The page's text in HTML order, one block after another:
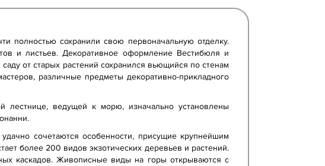
полностью сохранили свою первоначальную отделку.
и листьев. Декоративное оформление Вестибюля и
от старых растений сохранился вьющийся по стенам
различные предметы декоративно-прикладного
ведущей к морю, изначально установлены
сочетаются особенности, присущие крупнейшим
более 200 видов экзотических деревьев и растений.
каскадов. Живописные виды на горы открываются с